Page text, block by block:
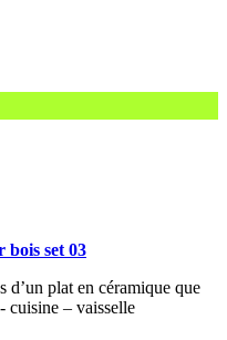
bois set 03
d’un plat en céramique que
cuisine – vaisselle